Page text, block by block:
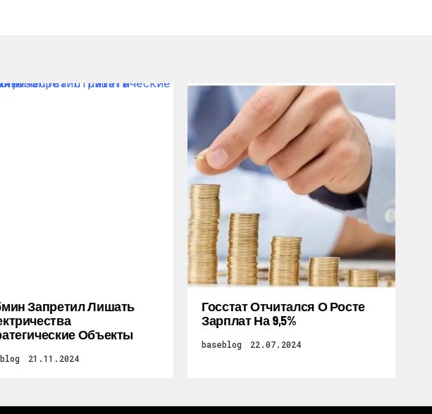
Запретил Лишать
Объекты
21.11.2024
Госстат Отчитался О Росте
Зарплат На 9,5%
baseblog 22.07.2024